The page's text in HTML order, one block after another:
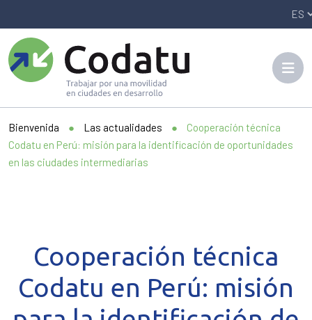
Bienvenida ● Las actualidades ●
Cooperación técnica
Codatu en Perú: misión para la identificación de oportunidades
en las ciudades intermediarias
Cooperación técnica
Codatu en Perú: misión